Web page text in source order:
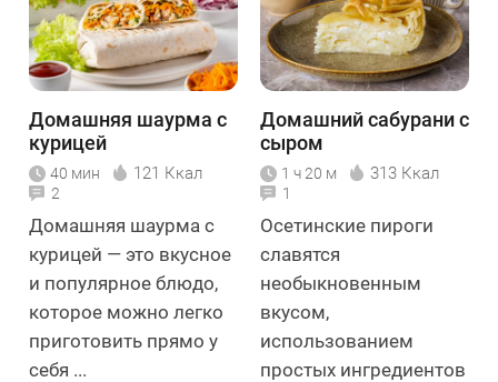
Домашняя шаурма с
курицей
40 мин 121 Ккал
2
Домашняя шаурма с
курицей — это вкусное
и популярное блюдо,
которое можно легко
приготовить прямо у
себя ...
Домашний сабурани с
сыром
1 ч 20 м 313 Ккал
1
Осетинские пироги
славятся
необыкновенным
вкусом,
использованием
простых ингредиентов